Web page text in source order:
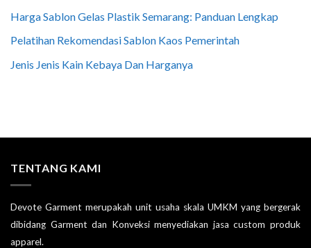
Harga Sablon Gelas Plastik Semarang: Panduan Lengkap
Pelatihan Rekomendasi Sablon Kaos Pemerintah
Jenis Jenis Kain Kebaya Dan Harganya
TENTANG KAMI
Devote Garment merupakah unit usaha skala UMKM yang bergerak
dibidang Garment dan Konveksi menyediakan jasa custom produk
apparel.